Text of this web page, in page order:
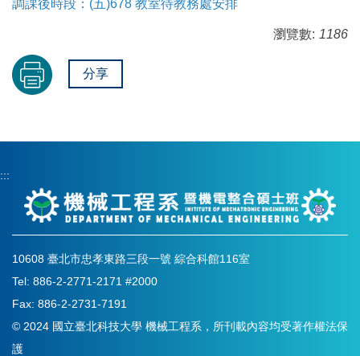
調課後時段：(五)678 教室待教務處安排
瀏覽數: 1186
分享
:::
10608 臺北市忠孝東路三段一號 綜合科館116室
Tel: 886-2-2771-2171 #2000
Fax: 886-2-2731-7191
© 2024 國立臺北科技大學 機械工程系，所刊載內容均受著作權法保
護